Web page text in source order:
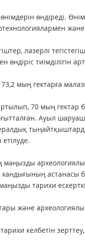
өндіреді.
лазерлі
тиімділігін
мың гектарға
70 мың гектар
Ауыл
маңызды
астанасы
тарихи
және
келбетін